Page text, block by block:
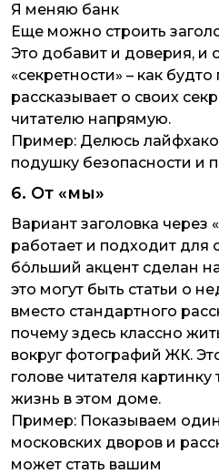
Я меняю банк
Еще можно строить
Это добавит и доверия, и
«секретности» – как будто
рассказывает о своих
читателю напрямую.
Пример: Делюсь
подушку безопасности и
6. От «мы»
Вариант заголовка
работает и подходит для
бо́льший акцент сделан
это могут быть статьи о
вместо стандартного
почему здесь классно
вокруг фотографий ЖК.
голове читателя картинку
жизнь в этом доме.
Пример: Показываем
московских дворов и
может стать вашим